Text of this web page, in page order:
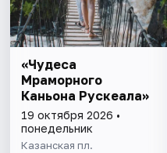
«Чудеса
Мраморного
Каньона Рускеала»
19 октября 2026 •
понедельник
Казанская пл.